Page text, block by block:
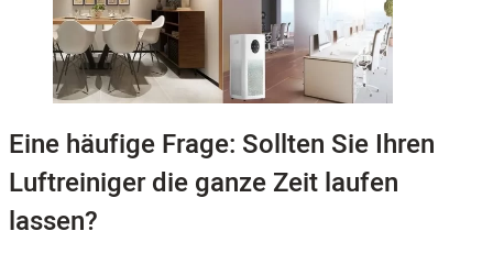
Eine häufige Frage: Sollten Sie Ihren
Luftreiniger die ganze Zeit laufen
lassen?